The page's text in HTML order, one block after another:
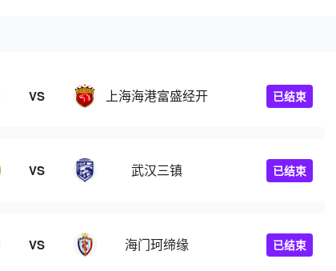
VS 上海海港富盛经开 已结束
VS 武汉三镇 已结束
VS 海门珂缔缘 已结束